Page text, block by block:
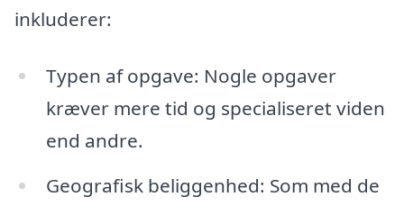
inkluderer:
Typen af opgave: Nogle opgaver
kræver mere tid og specialiseret viden
end andre.
Geografisk beliggenhed: Som med de